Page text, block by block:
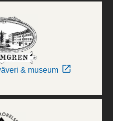
& museum